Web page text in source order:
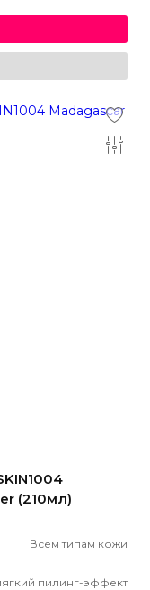
(210мл)
Всем типам кожи
пилинг-эффект